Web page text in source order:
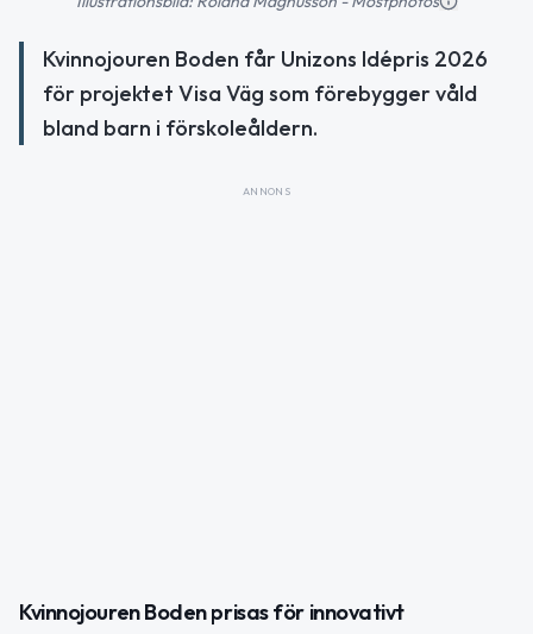
Kvinnojouren Boden får Unizons Idépris 2026
för projektet Visa Väg som förebygger våld
bland barn i förskoleåldern.
ANNONS
Kvinnojouren Boden prisas för innovativt